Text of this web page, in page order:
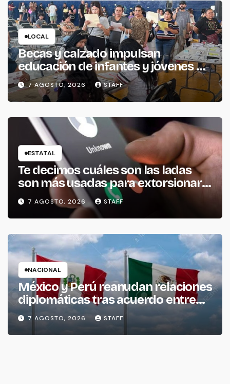
LOCAL
Becas y calzado impulsan
educación de infantes y jóvenes de
La Piedad
7 AGOSTO, 2026 STAFF
ESTATAL
Te decimos cuáles son las ladas
son más usadas para extorsionar
en Michoacán
7 AGOSTO, 2026 STAFF
NACIONAL
México y Perú reanudan relaciones
diplomáticas tras acuerdo entre
ambos gobiernos
7 AGOSTO, 2026 STAFF